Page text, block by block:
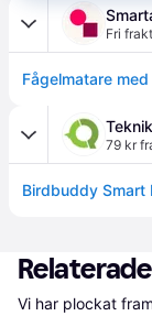
Fri frakt
Fågelmatare
79 kr
Vi har plockat